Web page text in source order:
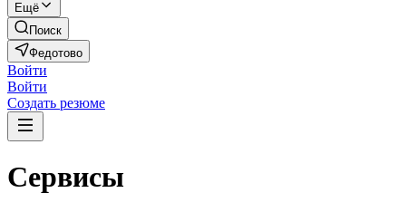
Ещё
Поиск
Федотово
Войти
Войти
Создать резюме
Сервисы